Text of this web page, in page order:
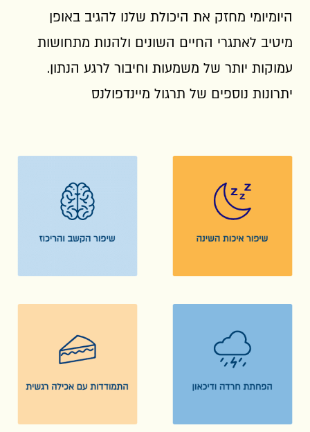
היומיומי מחזק את היכולת שלנו להגיב באופן
מיטיב לאתגרי החיים השונים ולהנות מתחושות
עמוקות יותר של משמעות וחיבור לרגע הנתון.
יתרונות נוספים של תרגול מיינדפולנס